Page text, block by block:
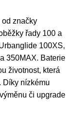
od značky
řady 100 a
100XS,
350MAX. Baterie
životnost, která
Díky nízkému
či upgrade